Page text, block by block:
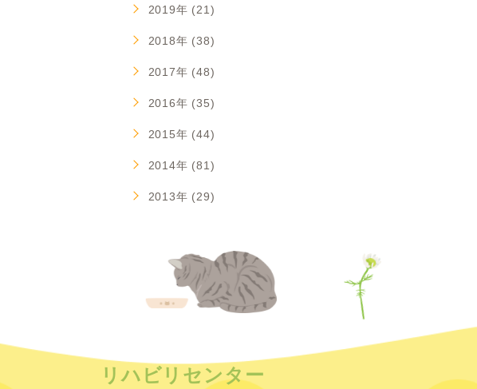
2019年 (21)
2018年 (38)
2017年 (48)
2016年 (35)
2015年 (44)
2014年 (81)
2013年 (29)
リハビリセンター